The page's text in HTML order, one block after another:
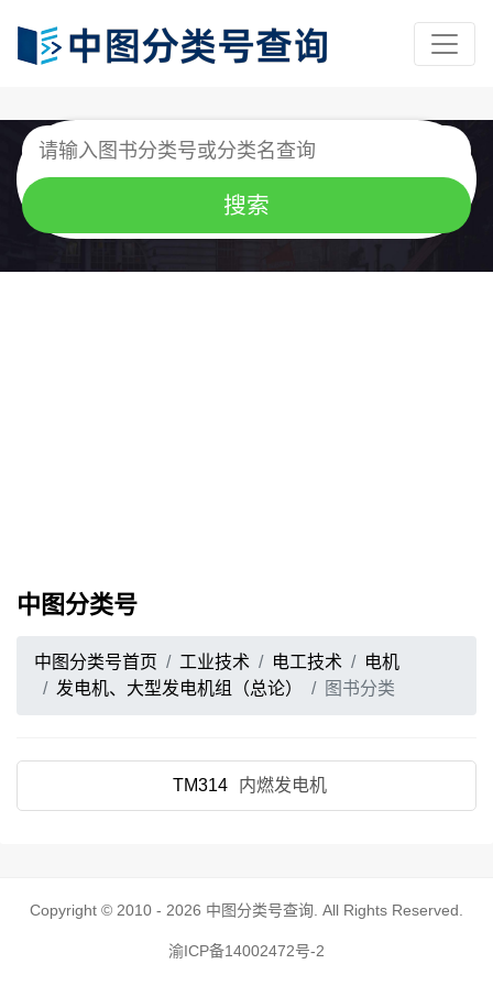
中图分类号
中图分类号首页 工业技术 电工技术
电机
发电机、大型发电机组（总论）
图书分类
TM314 内燃发电机
Copyright © 2010 - 2026 中图分类号查询 . All Rights Reserved.
渝ICP备14002472号-2